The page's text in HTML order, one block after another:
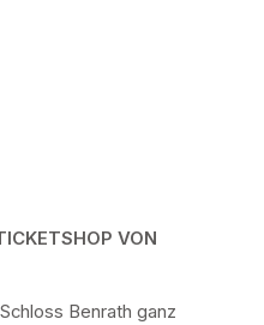
VON
Benrath ganz